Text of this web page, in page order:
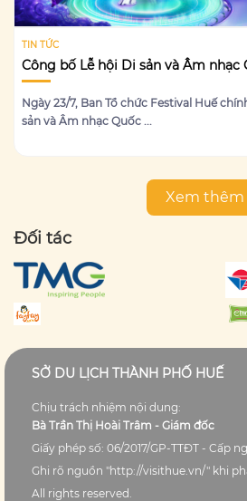
TIN TỨC
Công bố Lễ hội Di sản và Âm nhạc
Ngày 23/7, Ban Tổ chức Festival Huế
sản và Âm nhạc Quốc ...
Xem thêm
Đối tác
SỞ DU LỊCH THÀNH PHỐ HUẾ
Chịu trách nhiệm nội dung:
Bà Trần Thị Hoài Trâm - Giám đốc
Giấy phép số: 06/2017/GP-TTĐT - Cấp
Ghi rõ nguồn "http://visithue.vn/" khi
All rights reserved.